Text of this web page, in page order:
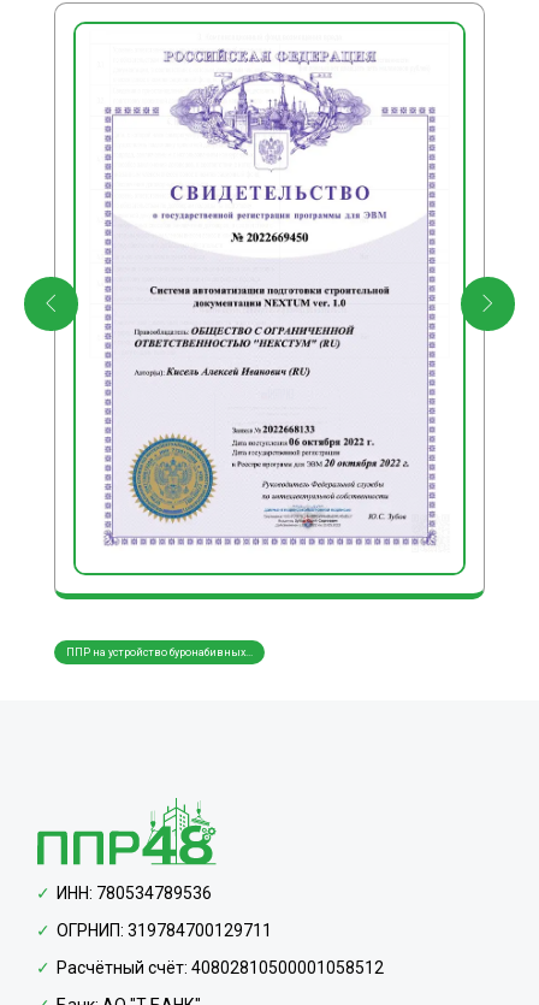
ППР на устройство буронабивных...
Создание схем складирования ма...
ИНН: 780534789536
ОГРНИП: 319784700129711
Расчётный счёт: 40802810500001058512